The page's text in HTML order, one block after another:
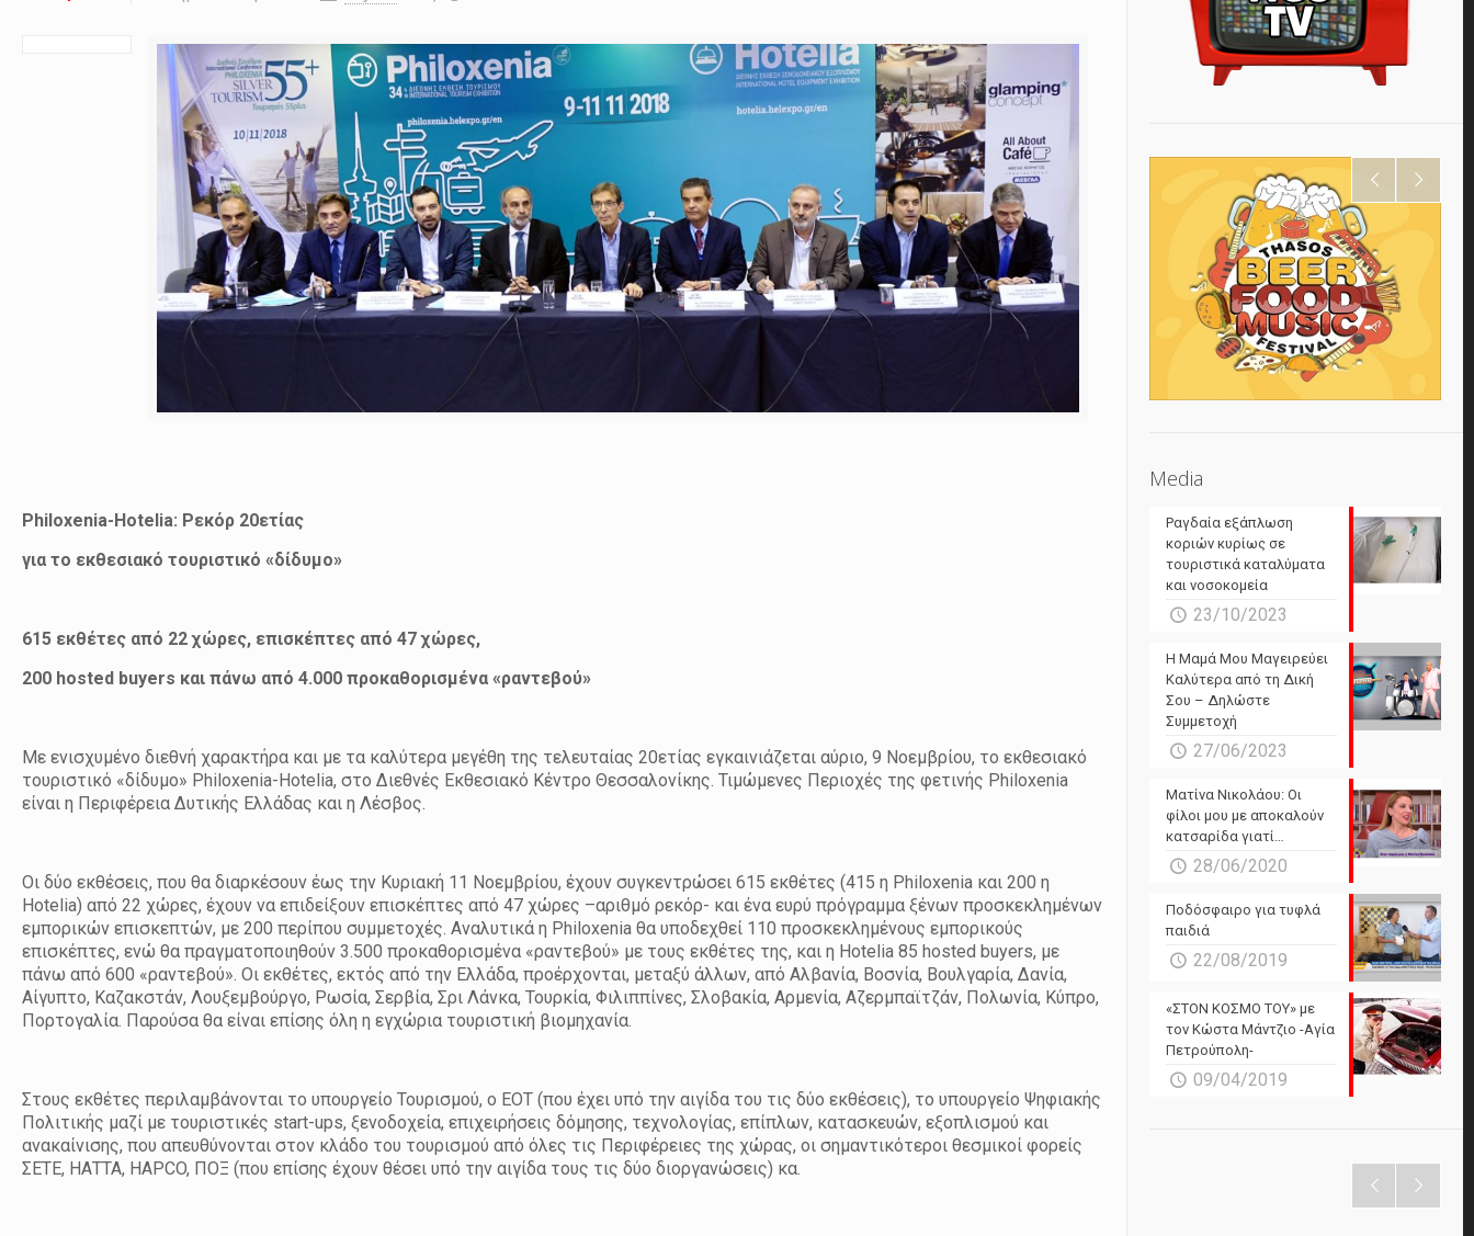
Philoxenia-Hotelia: Ρεκόρ 20ετίας
για το εκθεσιακό τουριστικό «δίδυμο»
615 εκθέτες από 22 χώρες, επισκέπτες από 47 χώρες,
200 hosted buyers και πάνω από 4.000 προκαθορισμένα «ραντεβού»
Με ενισχυμένο διεθνή χαρακτήρα και με τα καλύτερα μεγέθη της τελευταίας 20ετίας εγκαινιάζεται αύριο, 9 Νοεμβρίου, το εκθεσιακό
τουριστικό «δίδυμο» Philoxenia-Hotelia, στο Διεθνές Εκθεσιακό Κέντρο Θεσσαλονίκης. Τιμώμενες Περιοχές της φετινής Philoxenia
είναι η Περιφέρεια Δυτικής Ελλάδας και η Λέσβος.
Οι δύο εκθέσεις, που θα διαρκέσουν έως την Κυριακή 11 Νοεμβρίου, έχουν συγκεντρώσει 615 εκθέτες (415 η Philoxenia και 200 η
Hotelia) από 22 χώρες, έχουν να επιδείξουν επισκέπτες από 47 χώρες –αριθμό ρεκόρ- και ένα ευρύ πρόγραμμα ξένων προσκεκλημένων
εμπορικών επισκεπτών, με 200 περίπου συμμετοχές. Αναλυτικά η Philoxenia θα υποδεχθεί 110 προσκεκλημένους εμπορικούς
επισκέπτες, ενώ θα πραγματοποιηθούν 3.500 προκαθορισμένα «ραντεβού» με τους εκθέτες της, και η Hotelia 85 hosted buyers, με
πάνω από 600 «ραντεβού». Οι εκθέτες, εκτός από την Ελλάδα, προέρχονται, μεταξύ άλλων, από Αλβανία, Βοσνία, Βουλγαρία, Δανία,
Αίγυπτο, Καζακστάν, Λουξεμβούργο, Ρωσία, Σερβία, Σρι Λάνκα, Τουρκία, Φιλιππίνες, Σλοβακία, Αρμενία, Αζερμπαϊτζάν, Πολωνία, Κύπρο,
Πορτογαλία. Παρούσα θα είναι επίσης όλη η εγχώρια τουριστική βιομηχανία.
Στους εκθέτες περιλαμβάνονται το υπουργείο Τουρισμού, ο ΕΟΤ (που έχει υπό την αιγίδα του τις δύο εκθέσεις), το υπουργείο Ψηφιακής
Πολιτικής μαζί με τουριστικές start-ups, ξενοδοχεία, επιχειρήσεις δόμησης, τεχνολογίας, επίπλων, κατασκευών, εξοπλισμού και
ανακαίνισης, που απευθύνονται στον κλάδο του τουρισμού από όλες τις Περιφέρειες της χώρας, οι σημαντικότεροι θεσμικοί φορείς
ΣΕΤΕ, ΗΑΤΤΑ, HAPCO, ΠΟΞ (που επίσης έχουν θέσει υπό την αιγίδα τους τις δύο διοργανώσεις) κα.
Media
Ραγδαία εξάπλωση
κοριών κυρίως σε
τουριστικά καταλύματα
και νοσοκομεία
23/10/2023
Η Μαμά Μου Μαγειρεύει
Καλύτερα από τη Δική
Σου – Δηλώστε
Συμμετοχή
27/06/2023
Ματίνα Νικολάου: Οι
φίλοι μου με αποκαλούν
κατσαρίδα γιατί…
28/06/2020
Ποδόσφαιρο για τυφλά
παιδιά
22/08/2019
«ΣΤΟΝ ΚΟΣΜΟ ΤΟΥ» με
τον Κώστα Μάντζιο -Αγία
Πετρούπολη-
09/04/2019